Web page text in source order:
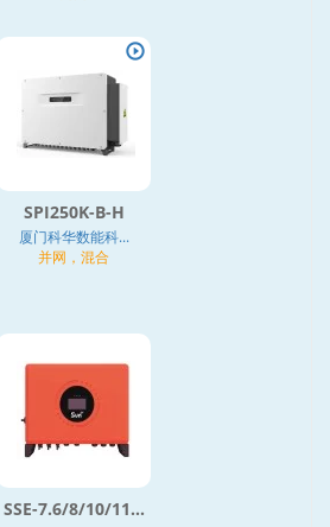
SPI250K-B-H
厦门科华数能科...
并网，混合
SSE-7.6/8/10/11...